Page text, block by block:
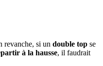
revanche, si un double top se
à la hausse, il faudrait